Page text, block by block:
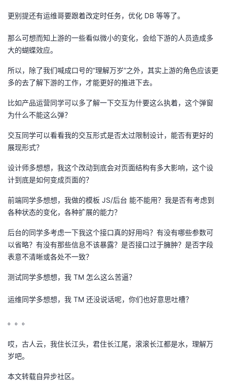
更别提还有运维哥要跟着改定时任务，优化 DB 等等了。
那么可想而知上游的一些看似微小的变化，会给下游的人员造成多
大的蝴蝶效应。
所以，除了我们喊成口号的“理解万岁”之外，其实上游的角色应该更
多的去了解下游的工作，才能更好的推进下去。
比如产品运营同学可以多了解一下交互为什要这么执着，这个弹窗
为什么不能这么弹？
交互同学可以看看我的交互形式是否太过限制设计，能否有更好的
展现形式？
设计师多想想，我这个改动到底会对页面结构有多大影响，这个设
计到底是如何变成页面的？
前端同学多想想，我做的模板 JS/后台 能不能用？我是否有考虑到
各种状态的变化，各种扩展的能力？
后台的同学多考虑一下我这个接口真的好用吗？有没有哪些参数可
以省略？有没有那些信息不该暴露？是否接口过于臃肿？是否字段
表意不清晰或各处不一致？
测试同学多想想，我 TM 怎么这么苦逼？
运维同学多想想，我 TM 还没说话呢，你们也好意思吐槽？
。。。
哎，古人云，我住长江头，君住长江尾，滚滚长江都是水，理解万
岁吧。
本文转载自异步社区。